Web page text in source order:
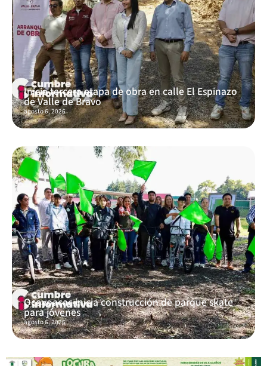
Inicia tercera etapa de obra en calle El Espinazo
de Valle de Bravo
agosto 6, 2026
Ocoyoacac inicia construcción de parque skate
para jóvenes
agosto 6, 2026